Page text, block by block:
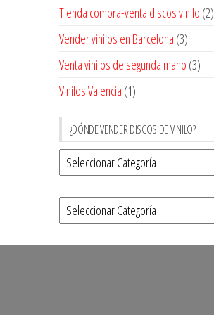
Tienda compra-venta discos vinilo (2)
Vender vinilos en Barcelona (3)
Venta vinilos de segunda mano (3)
Vinilos Valencia (1)
¿DÓNDE VENDER DISCOS DE VINILO?